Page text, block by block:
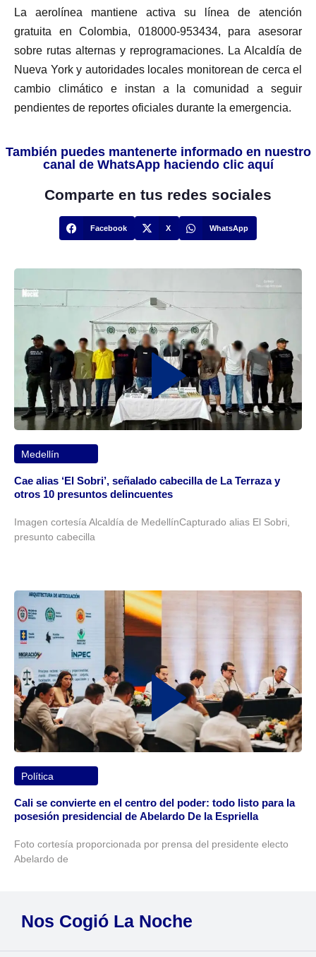
La aerolínea mantiene activa su línea de atención
gratuita en Colombia, 018000-953434, para asesorar
sobre rutas alternas y reprogramaciones. La Alcaldía de
Nueva York y autoridades locales monitorean de cerca el
cambio climático e instan a la comunidad a seguir
pendientes de reportes oficiales durante la emergencia.
También puedes mantenerte informado en nuestro
canal de WhatsApp haciendo clic aquí
Comparte en tus redes sociales
Facebook X WhatsApp
Medellín
Cae alias ‘El Sobri’, señalado cabecilla de La Terraza y
otros 10 presuntos delincuentes
Imagen cortesía Alcaldía de MedellínCapturado alias El Sobri,
presunto cabecilla
Política
Cali se convierte en el centro del poder: todo listo para la
posesión presidencial de Abelardo De la Espriella
Foto cortesía proporcionada por prensa del presidente electo
Abelardo de
Nos Cogió La Noche